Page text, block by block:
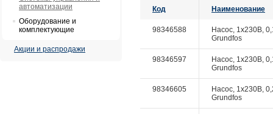
автоматизации
Оборудование и
комплектующие
Акции и распродажи
Код Наименование
98346588
Насос, 1x230В,
Grundfos
98346597
Насос, 1x230В,
Grundfos
98346605
Насос, 1x230В,
Grundfos